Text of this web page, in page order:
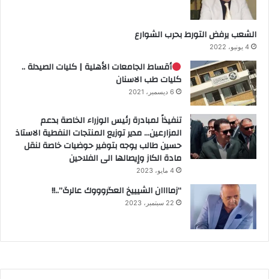
الشعب يرفض التورط بحرب الشوارع
4 يونيو، 2022
أقساط الجامعات الأهلية | كليات الصيدلة ..
كليات طب الاسنان
6 ديسمبر، 2021
تنفيذاً لمبادرة رئيس الوزراء الخاصة بدعم
المزارعين… مدير توزيع المنتجات النفطية الاستاذ
حسين طالب يوجه بتوفير حوضيات خاصة لنقل
مادة الكاز وإيصالها الى الفلاحين
4 مايو، 2023
“زماااان الشيييخ العگروووك عالرگ”..!!
22 سبتمبر، 2023